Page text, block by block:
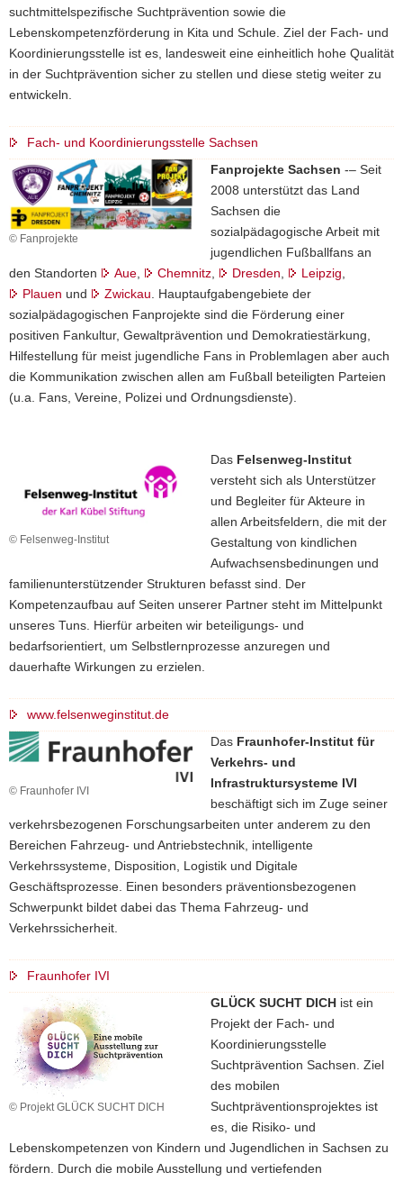
suchtmittelspezifische Suchtprävention sowie die
Lebenskompetenzförderung in Kita und Schule. Ziel der Fach- und
Koordinierungsstelle ist es, landesweit eine einheitlich hohe Qualität
in der Suchtprävention sicher zu stellen und diese stetig weiter zu
entwickeln.
Fach- und Koordinierungsstelle Sachsen
© Fanprojekte
Fanprojekte Sachsen -– Seit
2008 unterstützt das Land
Sachsen die
sozialpädagogische Arbeit mit
jugendlichen Fußballfans an
den Standorten
Aue, Chemnitz, Dresden, Leipzig,
Plauen und Zwickau. Hauptaufgabengebiete der
sozialpädagogischen Fanprojekte sind die Förderung einer
positiven Fankultur, Gewaltprävention und Demokratiestärkung,
Hilfestellung für meist jugendliche Fans in Problemlagen aber auch
die Kommunikation zwischen allen am Fußball beteiligten Parteien
(u.a. Fans, Vereine, Polizei und Ordnungsdienste).
© Felsenweg-Institut
Das Felsenweg-Institut
versteht sich als Unterstützer
und Begleiter für Akteure in
allen Arbeitsfeldern, die mit der
Gestaltung von kindlichen
Aufwachsensbedinungen und
familienunterstützender Strukturen befasst sind. Der
Kompetenzaufbau auf Seiten unserer Partner steht im Mittelpunkt
unseres Tuns. Hierfür arbeiten wir beteiligungs- und
bedarfsorientiert, um Selbstlernprozesse anzuregen und
dauerhafte Wirkungen zu erzielen.
www.felsenweginstitut.de
© Fraunhofer IVI
Das Fraunhofer-Institut für
Verkehrs- und
Infrastruktursysteme IVI
beschäftigt sich im Zuge seiner
verkehrsbezogenen Forschungsarbeiten unter anderem zu den
Bereichen Fahrzeug- und Antriebstechnik, intelligente
Verkehrssysteme, Disposition, Logistik und Digitale
Geschäftsprozesse. Einen besonders präventionsbezogenen
Schwerpunkt bildet dabei das Thema Fahrzeug- und
Verkehrssicherheit.
Fraunhofer IVI
© Projekt GLÜCK SUCHT DICH
GLÜCK SUCHT DICH ist ein
Projekt der Fach- und
Koordinierungsstelle
Suchtprävention Sachsen. Ziel
des mobilen
Suchtpräventionsprojektes ist
es, die Risiko- und
Lebenskompetenzen von Kindern und Jugendlichen in Sachsen zu
fördern. Durch die mobile Ausstellung und vertiefenden